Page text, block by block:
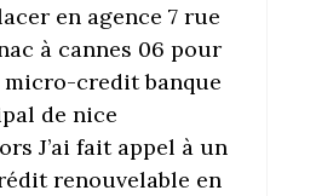
en agence 7 rue
à cannes 06 pour
micro-credit banque
de nice
J’ai fait appel à un
renouvelable en